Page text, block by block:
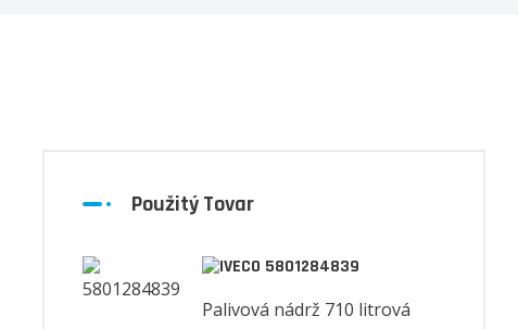
Použitý Tovar
5801284839
Palivová nádrž 710 litrová